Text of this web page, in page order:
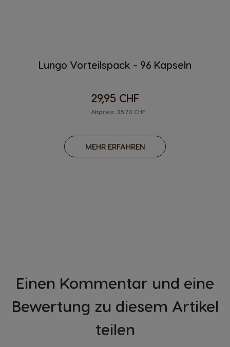
Lungo Vorteilspack - 96 Kapseln
29,95 CHF
Altpreis: 35.70 CHF
MEHR ERFAHREN
Einen Kommentar und eine
Bewertung zu diesem Artikel
teilen